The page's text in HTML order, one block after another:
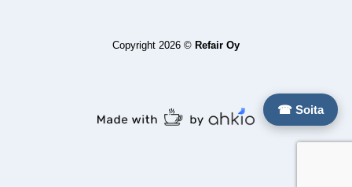
☎ Soita
Copyright 2026 © Refair Oy